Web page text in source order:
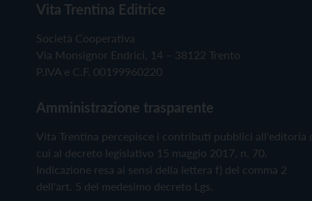
Vita Trentina Editrice
Società Cooperativa
Via Monsignor Endrici, 14 – 38122 Trento
P.IVA e C.F. 00199960220
Amministrazione trasparente
Vita Trentina percepisce i contributi pubblici all'editoria
cui al decreto legislativo 15 maggio 2017, n. 70.
Indicazione resa ai sensi della lettera f) del comma 2
dell'art. 5 del medesimo decreto Lgs.